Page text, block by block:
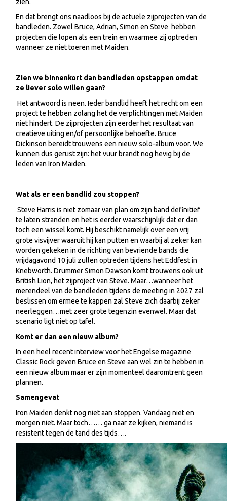
En dat brengt ons naadloos bij de actuele zijprojecten van de
bandleden. Zowel Bruce, Adrian, Simon en Steve hebben
projecten die lopen als een trein en waarmee zij optreden
wanneer ze niet toeren met Maiden.
Zien we binnenkort dan bandleden opstappen omdat
ze liever solo willen gaan?
Het antwoord is neen. Ieder bandlid heeft het recht om een
project te hebben zolang het de verplichtingen met Maiden
niet hindert. De zijprojecten zijn eerder het resultaat van
creatieve uiting en/of persoonlijke behoefte. Bruce
Dickinson bereidt trouwens een nieuw solo-album voor. We
kunnen dus gerust zijn: het vuur brandt nog hevig bij de
leden van Iron Maiden.
Wat als er een bandlid zou stoppen?
Steve Harris is niet zomaar van plan om zijn band definitief
te laten stranden en het is eerder waarschijnlijk dat er dan
toch een wissel komt. Hij beschikt namelijk over een vrij
grote visvijver waaruit hij kan putten en waarbij al zeker kan
worden gekeken in de richting van bevriende bands die
vrijdagavond 10 juli zullen optreden tijdens het Eddfest in
Knebworth. Drummer Simon Dawson komt trouwens ook uit
British Lion, het zijproject van Steve. Maar…wanneer het
merendeel van de bandleden tijdens de meeting in 2027 zal
beslissen om ermee te kappen zal Steve zich daarbij zeker
neerleggen…met zeer grote tegenzin evenwel. Maar dat
scenario ligt niet op tafel.
Komt er dan een nieuw album?
In een heel recent interview voor het Engelse magazine
Classic Rock geven Bruce en Steve aan wel zin te hebben in
een nieuw album maar er zijn momenteel daaromtrent geen
plannen.
Samengevat
Iron Maiden denkt nog niet aan stoppen. Vandaag niet en
morgen niet. Maar toch…… ga naar ze kijken, niemand is
resistent tegen de tand des tijds….